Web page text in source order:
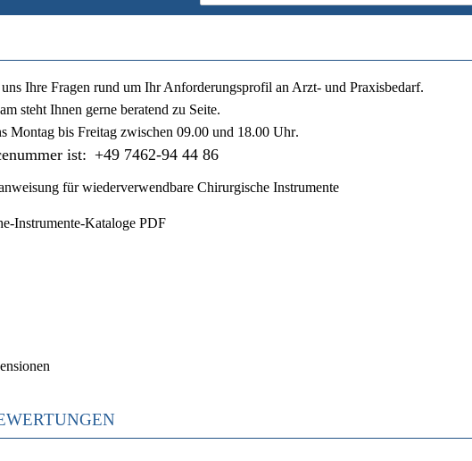
Ihre Fragen rund um Ihr Anforderungsprofil an Arzt- und Praxisbedarf.
steht Ihnen gerne beratend zu Seite.
Montag bis Freitag zwischen 09.00 und 18.00 Uhr.
ist: +49 7462-94 44 86
für wiederverwendbare Chirurgische Instrumente
Instrumente-Kataloge PDF